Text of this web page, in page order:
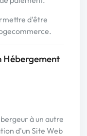
d'être
Hébergement
à un autre
d'un Site Web